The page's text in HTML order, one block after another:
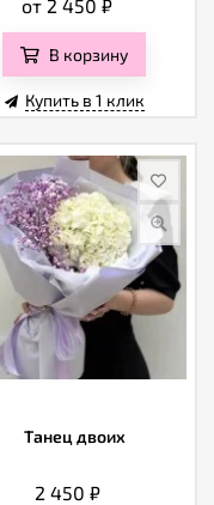
от 2 450₽
В корзину
Купить в 1 клик
Танец двоих
2 450 ₽